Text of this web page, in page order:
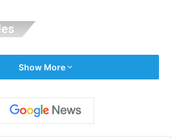
đời của Nhà Khoa học Xuất sắc
11 hours ago
Phá Máy Đào Hầm Nổ Đá Đầu Tiên
Show More